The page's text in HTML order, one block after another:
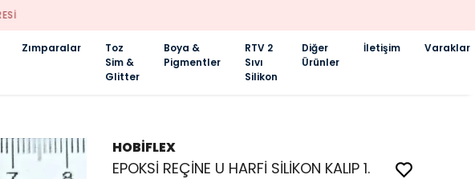
Zımparalar
Toz
Sim &
Glitter
Boya &
Pigmentler
RTV 2
Sıvı
Silikon
Diğer
Ürünler
İletişim Varaklar
HOBİFLEX
EPOKSİ REÇİNE U HARFİ SİLİKON KALIP 1.